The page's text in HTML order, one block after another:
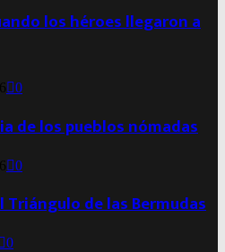
los héroes llegaron a
0
de los pueblos nómadas
0
Triángulo de las Bermudas
0